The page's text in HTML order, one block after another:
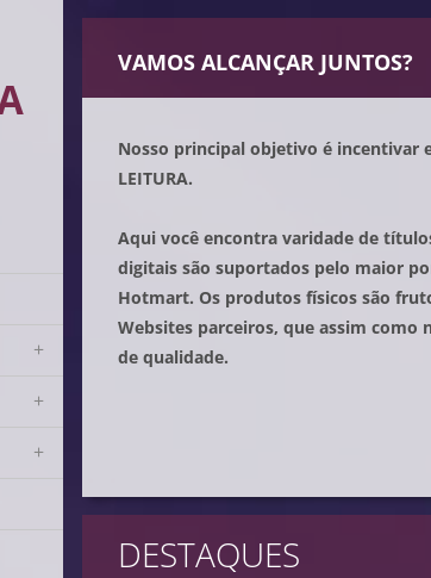
VAMOS ALCANÇAR JUNTOS?
Nosso principal objetivo é incentivar
LEITURA.
Aqui você encontra varidade de
digitais são suportados pelo maior
Hotmart. Os produtos físicos são
Websites parceiros, que assim
de qualidade.
DESTAQUES